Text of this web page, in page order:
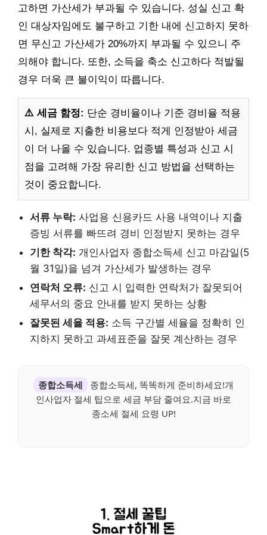
고하면 가산세가 부과될 수 있습니다. 성실 신고 확
인 대상자임에도 불구하고 기한 내에 신고하지 못하
면 무신고 가산세가 20%까지 부과될 수 있으니 주
의해야 합니다. 또한, 소득을 축소 신고하다 적발될
경우 더욱 큰 불이익이 따릅니다.
⚠️ 세금 함정: 단순 경비율이나 기준 경비율 적용
시, 실제로 지출한 비용보다 적게 인정받아 세금
이 더 나올 수 있습니다. 업종별 특성과 신고 시
점을 고려해 가장 유리한 신고 방법을 선택하는
것이 중요합니다.
서류 누락: 사업용 신용카드 사용 내역이나 지출
증빙 서류를 빠뜨려 경비 인정받지 못하는 경우
기한 착각: 개인사업자 종합소득세 신고 마감일(5
월 31일)을 넘겨 가산세가 발생하는 경우
연락처 오류: 신고 시 입력한 연락처가 잘못되어
세무서의 중요 안내를 받지 못하는 상황
잘못된 세율 적용: 소득 구간별 세율을 정확히 인
지하지 못하고 과세표준을 잘못 계산하는 경우
종합소득세
종합소득세, 똑똑하게 준비하세요!개
인사업자 절세 팁으로 세금 부담 줄여요.지금 바로
종소세 절세 요령 UP!